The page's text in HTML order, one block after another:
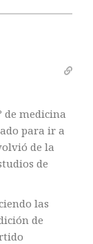
de medicina
para ir a
de la
de
las
de